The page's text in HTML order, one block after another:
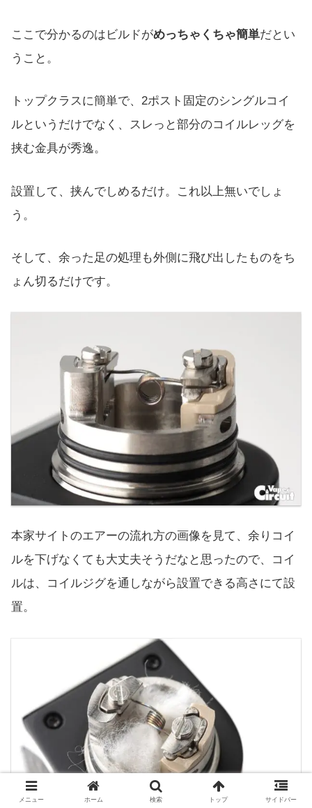
ここで分かるのはビルドがめっちゃくちゃ簡単だとい
うこと。
トップクラスに簡単で、2ポスト固定のシングルコイ
ルというだけでなく、スレっと部分のコイルレッグを
挟む金具が秀逸。
設置して、挟んでしめるだけ。これ以上無いでしょ
う。
そして、余った足の処理も外側に飛び出したものをち
ょん切るだけです。
本家サイトのエアーの流れ方の画像を見て、余りコイ
ルを下げなくても大丈夫そうだなと思ったので、コイ
ルは、コイルジグを通しながら設置できる高さにて設
置。
メニュー ホーム 検索 トップ サイドバー